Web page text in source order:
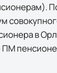
в
ПМ